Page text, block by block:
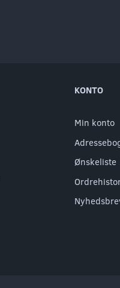
KONTO
Min konto
Ønskeliste